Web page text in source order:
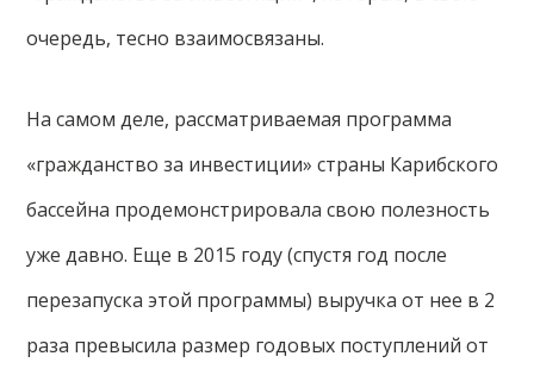
очередь, тесно взаимосвязаны.
На самом деле, рассматриваемая программа
«гражданство за инвестиции» страны Карибского
бассейна продемонстрировала свою полезность
уже давно. Еще в 2015 году (спустя год после
перезапуска этой программы) выручка от нее в 2
раза превысила размер годовых поступлений от